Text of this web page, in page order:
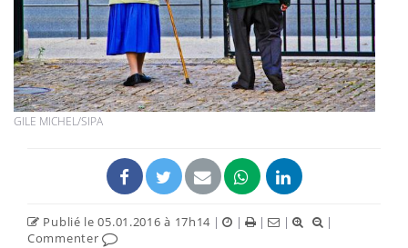
GILE MICHEL/SIPA
Publié le 05.01.2016 à 17h14 | | | |
|
Commenter